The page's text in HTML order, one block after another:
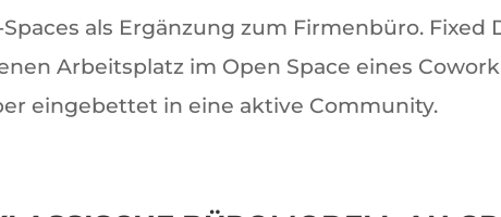
als Ergänzung zum Firmenbüro. Fixed
Arbeitsplatz im Open Space eines
eingebettet in eine aktive Community.